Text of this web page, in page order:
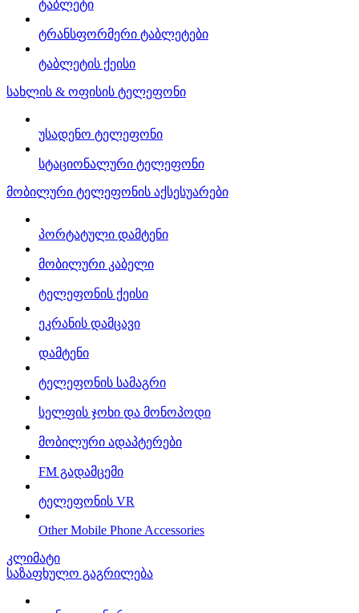
ტაბლეტი
ტრანსფორმერი ტაბლეტები
ტაბლეტის ქეისი
სახლის & ოფისის ტელეფონი
უსადენო ტელეფონი
სტაციონალური ტელეფონი
მობილური ტელეფონის აქსესუარები
პორტატული დამტენი
მობილური კაბელი
ტელეფონის ქეისი
ეკრანის დამცავი
დამტენი
ტელეფონის სამაგრი
სელფის ჯოხი და მონოპოდი
მობილური ადაპტერები
FM გადამცემი
ტელეფონის VR
Other Mobile Phone Accessories
კლიმატი
საზაფხულო გაგრილება